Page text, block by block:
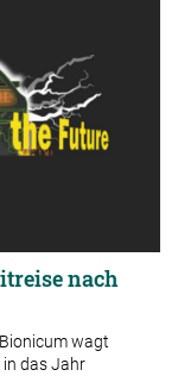
nach
wagt
in das Jahr